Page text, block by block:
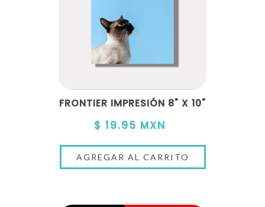
FRONTIER IMPRESIÓN 8" X 10"
$ 19.95 MXN